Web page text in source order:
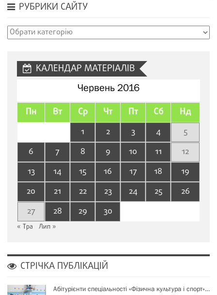
РУБРИКИ САЙТУ
Рубрики
КАЛЕНДАР МАТЕРІАЛІВ
Червень 2016
Пн Вт Ср Чт Пт Сб Нд
1 2 3 4
5
6
7 8 9 10 11
12
13
14 15 16 17 18
19
20
21 22 23 24 25
26
27
28 29 30
« Тра Лип »
СТРІЧКА ПУБЛІКАЦІЙ
Абітурієнти спеціальності «Фізична культура і спорт»…